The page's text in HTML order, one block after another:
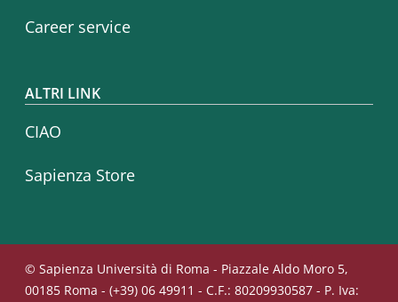
Career service
ALTRI LINK
CIAO
Sapienza Store
© Sapienza Università di Roma - Piazzale Aldo Moro 5,
00185 Roma - (+39) 06 49911 - C.F.: 80209930587 - P. Iva: